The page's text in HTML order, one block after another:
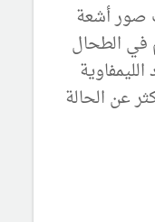
صور أشعة
في الطحال
عن الحالة